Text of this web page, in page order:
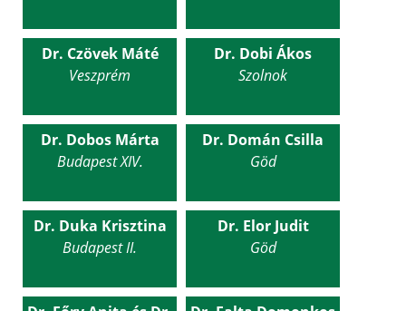
Dr. Czövek Máté
Veszprém
Dr. Dobi Ákos
Szolnok
Dr. Dobos Márta
Budapest XIV.
Dr. Domán Csilla
Göd
Dr. Duka Krisztina
Budapest II.
Dr. Elor Judit
Göd